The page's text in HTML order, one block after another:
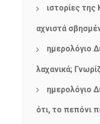
ιστορίες της
αχνιστά
ημερολόγιο
λαχανικά;
ημερολόγιο
ότι, το πεπόνι